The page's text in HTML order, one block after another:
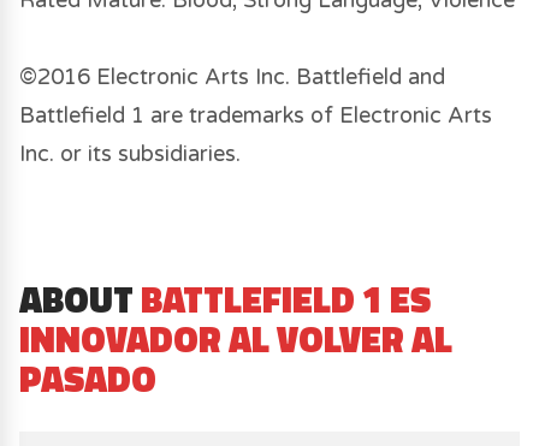
©2016 Electronic Arts Inc. Battlefield and
Battlefield 1 are trademarks of Electronic Arts
Inc. or its subsidiaries.
ABOUTBATTLEFIELD 1 ES
INNOVADOR AL VOLVER AL
PASADO